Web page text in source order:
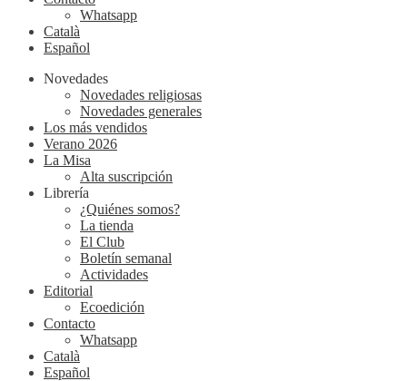
Whatsapp
Català
Español
Novedades
Novedades religiosas
Novedades generales
Los más vendidos
Verano 2026
La Misa
Alta suscripción
Librería
¿Quiénes somos?
La tienda
El Club
Boletín semanal
Actividades
Editorial
Ecoedición
Contacto
Whatsapp
Català
Español